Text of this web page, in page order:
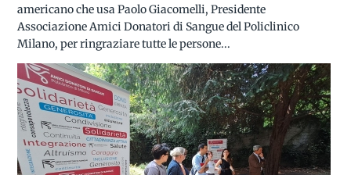
americano che usa Paolo Giacomelli, Presidente
Associazione Amici Donatori di Sangue del Policlinico
Milano, per ringraziare tutte le persone...